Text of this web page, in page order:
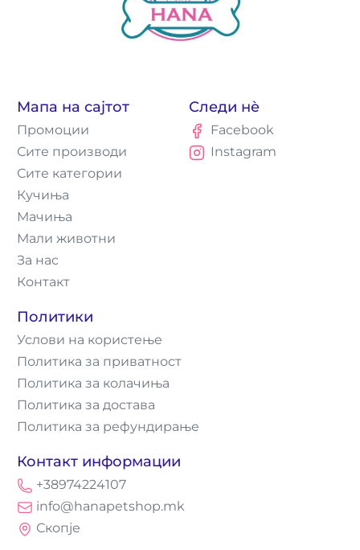
Мапа на сајтот
Промоции
Сите производи
Сите категории
Кучиња
Мачиња
Мали животни
За нас
Контакт
Политики
Услови на користење
Политика за приватност
Политика за колачиња
Политика за достава
Политика за рефундирање
Контакт информации
+38974224107
info@hanapetshop.mk
Скопје
Следи нè
Facebook
Instagram